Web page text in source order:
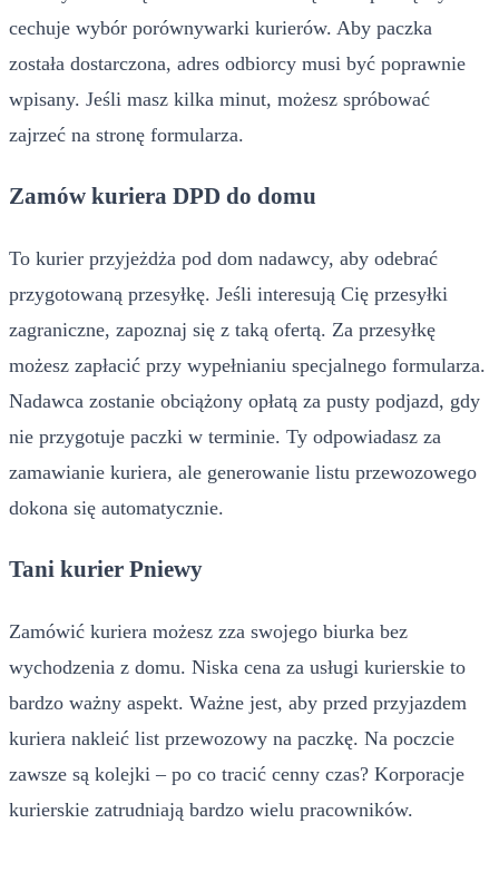
cechuje wybór porównywarki kurierów. Aby paczka
została dostarczona, adres odbiorcy musi być poprawnie
wpisany. Jeśli masz kilka minut, możesz spróbować
zajrzeć na stronę formularza.
Zamów kuriera DPD do domu
To kurier przyjeżdża pod dom nadawcy, aby odebrać
przygotowaną przesyłkę. Jeśli interesują Cię przesyłki
zagraniczne, zapoznaj się z taką ofertą. Za przesyłkę
możesz zapłacić przy wypełnianiu specjalnego formularza.
Nadawca zostanie obciążony opłatą za pusty podjazd, gdy
nie przygotuje paczki w terminie. Ty odpowiadasz za
zamawianie kuriera, ale generowanie listu przewozowego
dokona się automatycznie.
Tani kurier Pniewy
Zamówić kuriera możesz zza swojego biurka bez
wychodzenia z domu. Niska cena za usługi kurierskie to
bardzo ważny aspekt. Ważne jest, aby przed przyjazdem
kuriera nakleić list przewozowy na paczkę. Na poczcie
zawsze są kolejki – po co tracić cenny czas? Korporacje
kurierskie zatrudniają bardzo wielu pracowników.